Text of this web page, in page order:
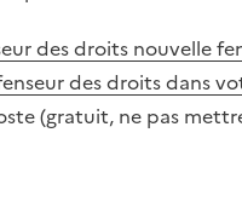
des droits nouvelle
des droits dans
(gratuit, ne pas